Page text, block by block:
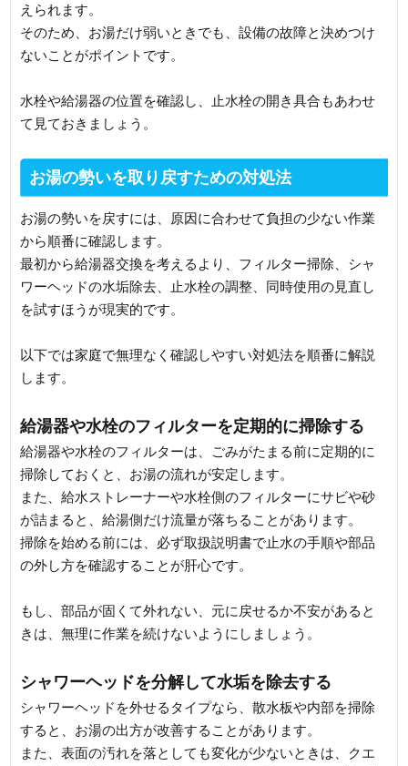
えられます。
そのため、お湯だけ弱いときでも、設備の故障と決めつけ
ないことがポイントです。
水栓や給湯器の位置を確認し、止水栓の開き具合もあわせ
て見ておきましょう。
お湯の勢いを取り戻すための対処法
お湯の勢いを戻すには、原因に合わせて負担の少ない作業
から順番に確認します。
最初から給湯器交換を考えるより、フィルター掃除、シャ
ワーヘッドの水垢除去、止水栓の調整、同時使用の見直し
を試すほうが現実的です。
以下では家庭で無理なく確認しやすい対処法を順番に解説
します。
給湯器や水栓のフィルターを定期的に掃除する
給湯器や水栓のフィルターは、ごみがたまる前に定期的に
掃除しておくと、お湯の流れが安定します。
また、給水ストレーナーや水栓側のフィルターにサビや砂
が詰まると、給湯側だけ流量が落ちることがあります。
掃除を始める前には、必ず取扱説明書で止水の手順や部品
の外し方を確認することが肝心です。
もし、部品が固くて外れない、元に戻せるか不安があると
きは、無理に作業を続けないようにしましょう。
シャワーヘッドを分解して水垢を除去する
シャワーヘッドを外せるタイプなら、散水板や内部を掃除
すると、お湯の出方が改善することがあります。
また、表面の汚れを落としても変化が少ないときは、クエ